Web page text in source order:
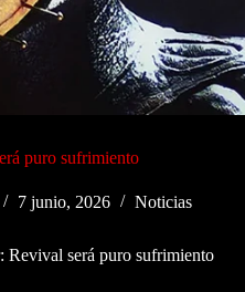
puro sufrimiento
7 junio, 2026 Noticias
Revival será puro sufrimiento